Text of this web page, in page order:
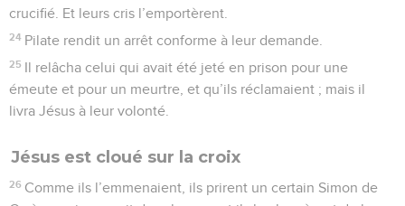
crucifié. Et leurs cris l’emportèrent.
24 Pilate rendit un arrêt conforme à leur demande.
25 Il relâcha celui qui avait été jeté en prison pour une
émeute et pour un meurtre, et qu’ils réclamaient ; mais il
livra Jésus à leur volonté.
Jésus est cloué sur la croix
26 Comme ils l’emmenaient, ils prirent un certain Simon de